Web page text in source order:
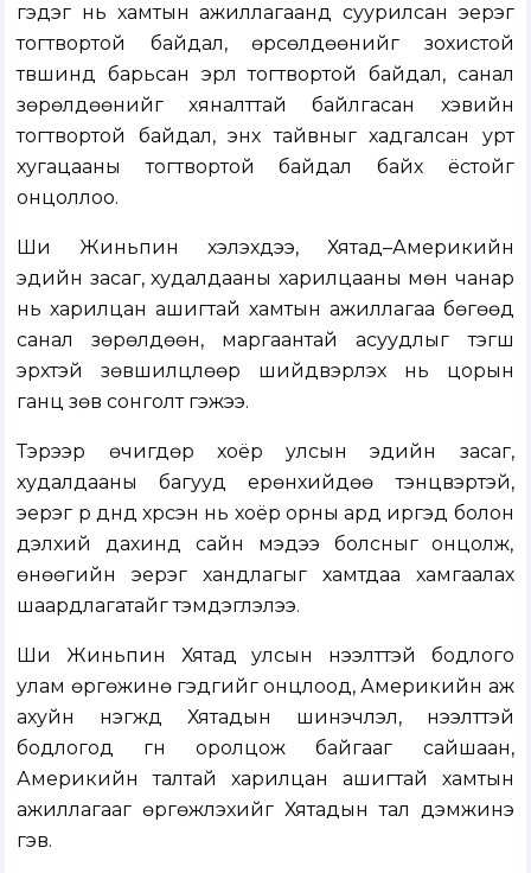
гэдэг нь хамтын ажиллагаанд суурилсан эерэг
тогтвортой байдал, өрсөлдөөнийг зохистой
түвшинд барьсан эрүүл тогтвортой байдал, санал
зөрөлдөөнийг хяналттай байлгасан хэвийн
тогтвортой байдал, энх тайвныг хадгалсан урт
хугацааны тогтвортой байдал байх ёстойг
онцоллоо.
Ши Жиньпин хэлэхдээ, Хятад–Америкийн
эдийн засаг, худалдааны харилцааны мөн чанар
нь харилцан ашигтай хамтын ажиллагаа бөгөөд
санал зөрөлдөөн, маргаантай асуудлыг тэгш
эрхтэй зөвшилцлөөр шийдвэрлэх нь цорын
ганц зөв сонголт гэжээ.
Тэрээр өчигдөр хоёр улсын эдийн засаг,
худалдааны багууд ерөнхийдөө тэнцвэртэй,
эерэг үр дүнд хүрсэн нь хоёр орны ард иргэд болон
дэлхий дахинд сайн мэдээ болсныг онцолж,
өнөөгийн эерэг хандлагыг хамтдаа хамгаалах
шаардлагатайг тэмдэглэлээ.
Ши Жиньпин Хятад улсын нээлттэй бодлого
улам өргөжинө гэдгийг онцлоод, Америкийн аж
ахуйн нэгжүүд Хятадын шинэчлэл, нээлттэй
бодлогод гүн оролцож байгааг сайшаан,
Америкийн талтай харилцан ашигтай хамтын
ажиллагааг өргөжүүлэхийг Хятадын тал дэмжинэ
гэв.